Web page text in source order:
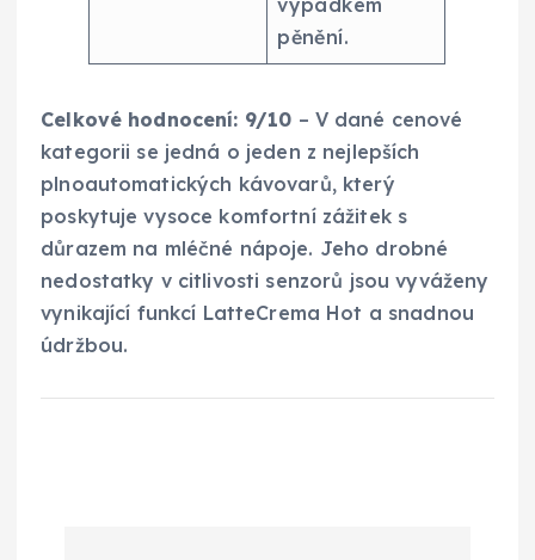
pěnění.
Celkové hodnocení: 9/10 – V dané cenové
kategorii se jedná o jeden z nejlepších
plnoautomatických kávovarů, který
poskytuje vysoce komfortní zážitek s
důrazem na mléčné nápoje. Jeho drobné
nedostatky v citlivosti senzorů jsou vyváženy
vynikající funkcí LatteCrema Hot a snadnou
údržbou.